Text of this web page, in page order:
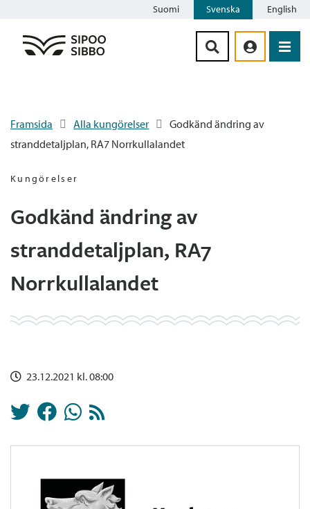
Suomi Svenska English
Framsida Alla kungörelser
Godkänd ändring av
stranddetaljplan, RA7 Norrkullalandet
Kungörelser
Godkänd ändring av
stranddetaljplan, RA7
Norrkullalandet
23.12.2021 kl. 08:00